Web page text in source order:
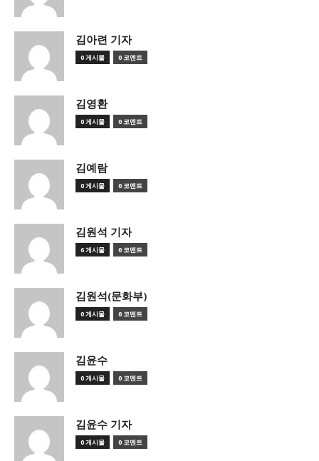
김아련 기자
0 게시물 0 코멘트
김영환
0 게시물 0 코멘트
김예람
0 게시물 0 코멘트
김원석 기자
6 게시물 0 코멘트
김원석(문화부)
0 게시물 0 코멘트
김윤수
0 게시물 0 코멘트
김윤수 기자
0 게시물 0 코멘트